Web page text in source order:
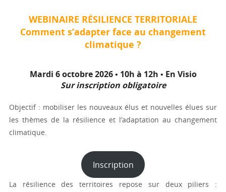
WEBINAIRE RÉSILIENCE TERRITORIALE
Comment s’adapter face au changement
climatique ?
Mardi 6 octobre 2026 • 10h à 12h • En Visio
Sur inscription obligatoire
Objectif : mobiliser les nouveaux élus et nouvelles élues sur
les thèmes de la résilience et l’adaptation au changement
climatique.
Inscription
La résilience des territoires repose sur deux piliers :